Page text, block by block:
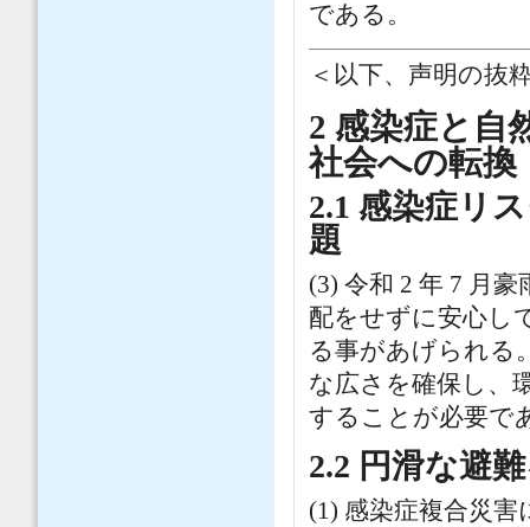
である。
＜以下、声明の抜
2 感染症と自
社会への転換
2.1 感染症リ
題
(3) 令和 2 年 7 月
配をせずに安心し
る事があげられる
な広さを確保し、
することが必要で
2.2 円滑な避
(1) 感染症複合災